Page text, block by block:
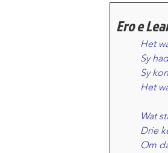
Ero e
Het
Sy
Sy
Het
Wat
Drie
Om